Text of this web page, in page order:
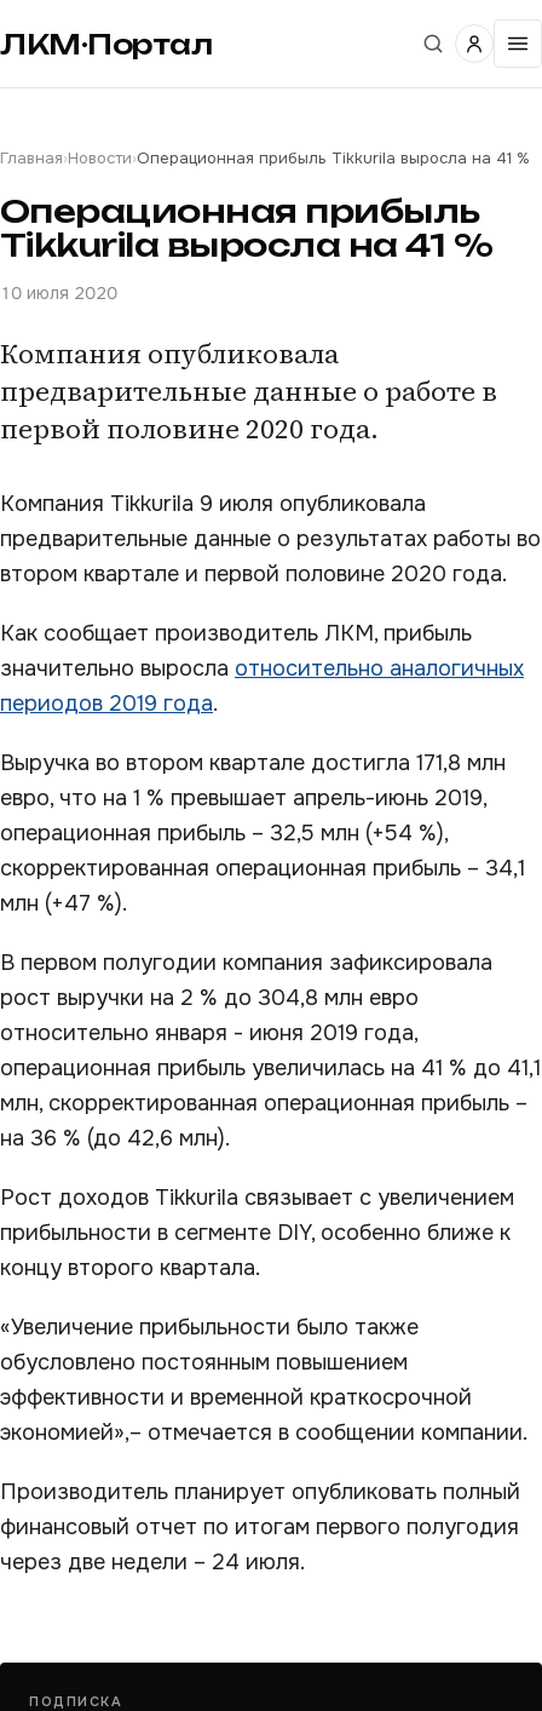
ЛКМ·Портал
Главная›Новости›Операционная прибыль Tikkurila выросла на 41 %
Операционная прибыль
Tikkurila выросла на 41 %
10 июля 2020
Компания опубликовала
предварительные данные о работе в
первой половине 2020 года.
Компания Tikkurila 9 июля опубликовала
предварительные данные о результатах работы во
втором квартале и первой половине 2020 года.
Как сообщает производитель ЛКМ, прибыль
значительно выросла относительно аналогичных
периодов 2019 года.
Выручка во втором квартале достигла 171,8 млн
евро, что на 1 % превышает апрель-июнь 2019,
операционная прибыль – 32,5 млн (+54 %),
скорректированная операционная прибыль – 34,1
млн (+47 %).
В первом полугодии компания зафиксировала
рост выручки на 2 % до 304,8 млн евро
относительно января - июня 2019 года,
операционная прибыль увеличилась на 41 % до 41,1
млн, скорректированная операционная прибыль –
на 36 % (до 42,6 млн).
Рост доходов Tikkurila связывает с увеличением
прибыльности в сегменте DIY, особенно ближе к
концу второго квартала.
«Увеличение прибыльности было также
обусловлено постоянным повышением
эффективности и временной краткосрочной
экономией»,– отмечается в сообщении компании.
Производитель планирует опубликовать полный
финансовый отчет по итогам первого полугодия
через две недели – 24 июля.
ПОДПИСКА